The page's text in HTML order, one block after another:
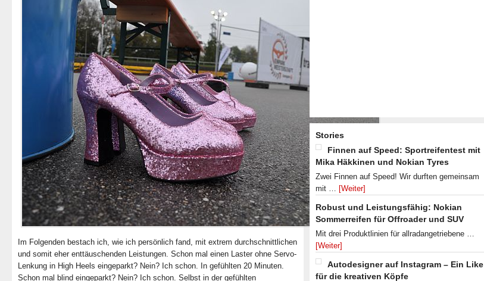
Im Folgenden bestach ich, wie ich persönlich fand, mit extrem durchschnittlichen
und somit eher enttäuschenden Leistungen. Schon mal einen Laster ohne Servo-
Lenkung in High Heels eingeparkt? Nein? Ich schon. In gefühlten 20 Minuten.
Schon mal blind eingeparkt? Nein? Ich schon. Selbst in der gefühlten
Stories
Finnen auf Speed: Sportreifentest mit
Mika Häkkinen und Nokian Tyres
Zwei Finnen auf Speed! Wir durften gemeinsam
mit … [Weiter]
Robust und Leistungsfähig: Nokian
Sommerreifen für Offroader und SUV
Mit drei Produktlinien für allradangetriebene …
[Weiter]
Autodesigner auf Instagram – Ein Like
für die kreativen Köpfe